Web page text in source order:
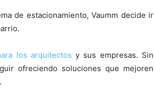
de estacionamiento, Vaumm decide ir
los arquitectos y sus empresas. Sin
ofreciendo soluciones que mejoren